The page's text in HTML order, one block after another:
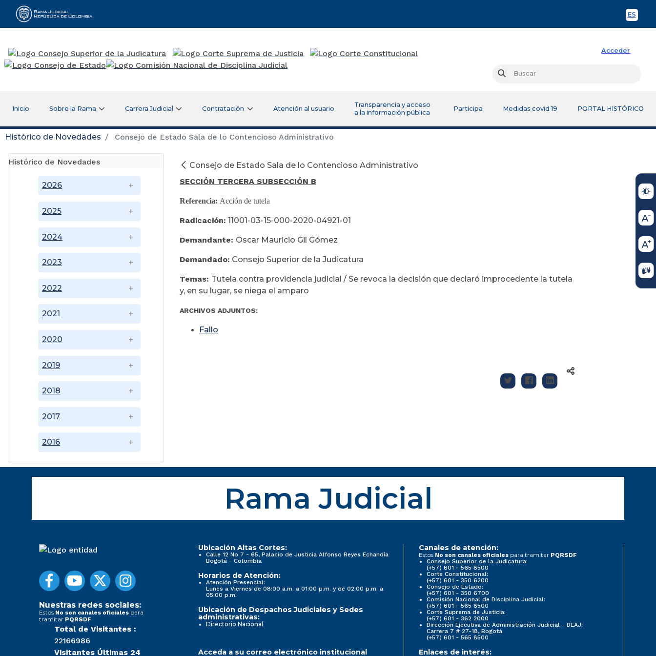
ES
Rama Judicial
Acceder
Buscar
Inicio Sobre la Rama Carrera Judicial Contratación Atención al usuario
Transparencia y acceso
a la información pública
Participa Medidas covid 19 PORTAL HISTÓRICO
Histórico de Novedades Consejo de Estado Sala de lo Contencioso Administrativo
Histórico de Novedades
2016
2017
2018
2019
2020
2021
2022
2023
2024
2025
2026
Consejo de Estado Sala de lo Contencioso Administrativo
SECCIÓN TERCERA SUBSECCIÓN B
Referencia: Acción de tutela
Radicación: 11001-03-15-000-2020-04921-01
Demandante: Oscar Mauricio Gil Gómez
Demandado: Consejo Superior de la Judicatura
Temas: Tutela contra providencia judicial / Se revoca la decisión que declaró improcedente la tutela
y, en su lugar, se niega el amparo
ARCHIVOS ADJUNTOS:
Fallo
Rama Judicial
Nuestras redes sociales:
Estos No son canales oficiales para
tramitar PQRSDF
Total de Visitantes :
22166986
Visitantes Últimas 24
Ubicación Altas Cortes:
Calle 12 No 7 - 65, Palacio de Justicia Alfonso Reyes Echandía
Bogotá - Colombia
Horarios de Atención:
Atención Presencial:
Lunes a Viernes de 08:00 a.m. a 01:00 p.m. y de 02:00 p.m. a
05:00 p.m.
Ubicación de Despachos Judiciales y Sedes
administrativas:
Directorio Nacional
Canales de atención:
Estos No son canales oficiales para tramitar PQRSDF
Consejo Superior de la Judicatura:
(+57) 601 - 565 8500
Corte Constitucional:
(+57) 601 - 350 6200
Consejo de Estado:
(+57) 601 - 350 6700
Comisión Nacional de Disciplina Judicial:
(+57) 601 - 565 8500
Corte Suprema de Justicia:
(+57) 601 - 362 2000
Dirección Ejecutiva de Administración Judicial - DEAJ:
Carrera 7 # 27-18, Bogotá
(+57) 601 - 565 8500
Acceda a su correo electrónico institucional Enlaces de interés: